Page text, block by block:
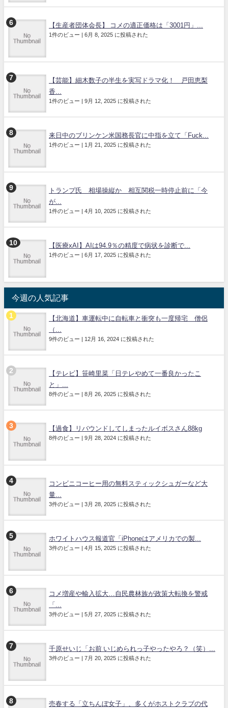
【生産者団体会長】 コメの適正価格は「3001円」...
1件のビュー | 6月 8, 2025 に投稿された
【芸能】細木数子の半生を実写ドラマ化！ 戸田恵梨
香...
1件のビュー | 9月 12, 2025 に投稿された
来日中のブリンケン米国務長官に中指を立て「Fuck...
1件のビュー | 1月 21, 2025 に投稿された
トランプ氏 相場操縦か 相互関税一時停止前に「今
が...
1件のビュー | 4月 10, 2025 に投稿された
【医療xAI】AIは94.9％の精度で病状を診断で...
1件のビュー | 6月 17, 2025 に投稿された
今週の人気記事
【北海道】車運転中に自転車と衝突も一度帰宅 僧侶
（...
9件のビュー | 12月 16, 2024 に投稿された
【テレビ】笹崎里菜「日テレやめて一番良かったこ
と」...
8件のビュー | 8月 26, 2025 に投稿された
【過食】リバウンドしてしまったルイボスさん88kg
8件のビュー | 9月 28, 2024 に投稿された
コンビニコーヒー用の無料スティックシュガーなど大
量...
3件のビュー | 3月 28, 2025 に投稿された
ホワイトハウス報道官「iPhoneはアメリカでの製...
3件のビュー | 4月 15, 2025 に投稿された
コメ増産や輸入拡大…自民農林族が政策大転換を警戒
「...
3件のビュー | 5月 27, 2025 に投稿された
千原せいじ「お前 いじめられっ子やったやろ？（笑）...
3件のビュー | 7月 20, 2025 に投稿された
売春する「立ちんぼ女子」、多くがホストクラブの代